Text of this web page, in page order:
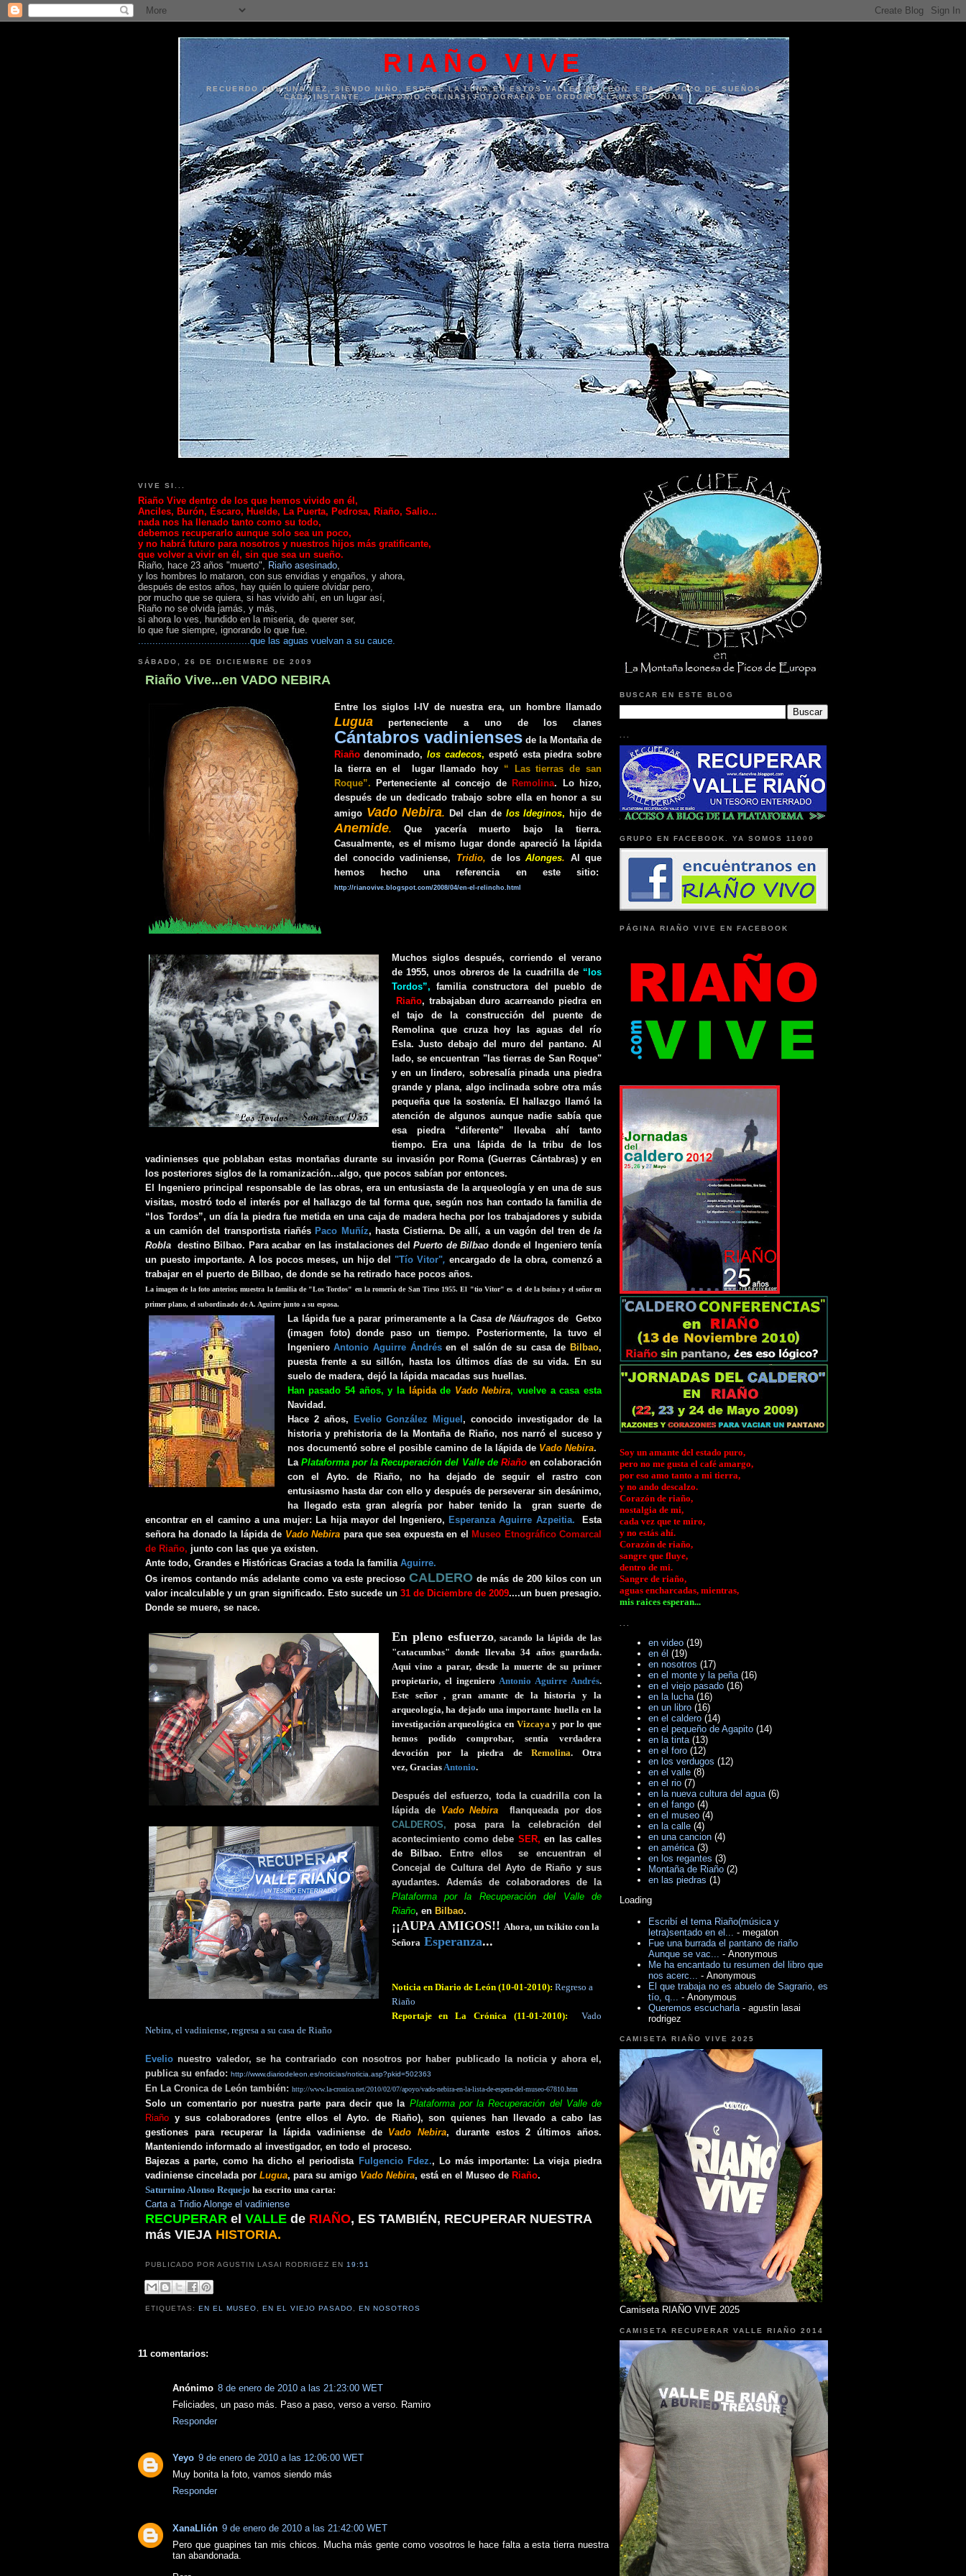
RIAÑO VIVE
RECUERDO QUE UNA VEZ, SIENDO NIÑO, ESPERÉ LA LUNA EN ESTOS VALLES DE LEÓN. ERA UN POZO DE SUEÑOS
CADA INSTANTE... (ANTONIO COLINAS) FOTOGRAFÍA DE ORDOÑO LLAMAS DE JUAN
VIVE SI...
Riaño Vive dentro de los que hemos vivido en él,
Anciles, Burón, Éscaro, Huelde, La Puerta, Pedrosa, Riaño, Salio...
nada nos ha llenado tanto como su todo,
debemos recuperarlo aunque solo sea un poco,
y no habrá futuro para nosotros y nuestros hijos más gratificante,
que volver a vivir en él, sin que sea un sueño.
Riaño, hace 23 años "muerto", Riaño asesinado,
y los hombres lo mataron, con sus envidias y engaños, y ahora,
después de estos años, hay quién lo quiere olvidar pero,
por mucho que se quiera, si has vivido ahí, en un lugar así,
Riaño no se olvida jamás, y más,
si ahora lo ves, hundido en la miseria, de querer ser,
lo que fue siempre, ignorando lo que fue.
.......................................que las aguas vuelvan a su cauce.
SÁBADO, 26 DE DICIEMBRE DE 2009
Riaño Vive...en VADO NEBIRA
Entre los siglos I-IV de nuestra era, un hombre llamado
Luguaperteneciente a uno de los clanes
Cántabros vadiniensesde la Montaña de
Riañodenominado,los cadecos, espetó esta piedra sobre
la tierra en el lugar llamado hoy “ Las tierras de san
Roque”. Perteneciente al concejo de Remolina. Lo hizo,
después de un dedicado trabajo sobre ella en honor a su
amigo Vado Nebira. Del clan de los Ideginos, hijo de
Anemide. Que yacería muerto bajo la tierra.
Casualmente, es el mismo lugar donde apareció la lápida
del conocido vadiniense, Tridio, de los Alonges. Al que
hemos hecho una referencia en este sitio:
http://rianovive.blogspot.com/2008/04/en-el-relincho.html
Muchos siglos después, corriendo el verano
de 1955, unos obreros de la cuadrilla de “los
Tordos”, familia constructora del pueblo de
Riaño, trabajaban duro acarreando piedra en
el tajo de la construcción del puente de
Remolina que cruza hoy las aguas del río
Esla. Justo debajo del muro del pantano. Al
lado, se encuentran "las tierras de San Roque"
y en un lindero, sobresalía pinada una piedra
grande y plana, algo inclinada sobre otra más
pequeña que la sostenía. El hallazgo llamó la
atención de algunos aunque nadie sabía que
esa piedra “diferente” llevaba ahí tanto
tiempo. Era una lápida de la tribu de los
vadinienses que poblaban estas montañas durante su invasión por Roma (Guerras Cántabras) y en
los posteriores siglos de la romanización...algo, que pocos sabían por entonces.
El Ingeniero principal responsable de las obras, era un entusiasta de la arqueología y en una de sus
visitas, mostró todo el interés por el hallazgo de tal forma que, según nos han contado la familia de
“los Tordos”, un día la piedra fue metida en una caja de madera hecha por los trabajadores y subida
a un camión del transportista riañés Paco Muñíz, hasta Cistierna. De allí, a un vagón del tren dela
Robla destino Bilbao. Para acabar en las instalaciones delPuerto de Bilbao donde el Ingeniero tenía
un puesto importante. A los pocos meses, un hijo del "Tío Vitor", encargado de la obra, comenzó a
trabajar en el puerto de Bilbao, de donde se ha retirado hace pocos años.
La imagen de la foto anterior, muestra la familia de "Los Tordos" en la romería de San Tirso 1955. El "tio Vitor" es el de la boina y el señor en
primer plano, el subordinado de A. Aguirre junto a su esposa.
La lápida fue a parar primeramente a la Casa de Náufragos de Getxo
(imagen foto) donde paso un tiempo. Posteriormente, la tuvo el
IngenieroAntonio Aguirre Ándrésen el salón de su casa de Bilbao,
puesta frente a su sillón, hasta los últimos días de su vida. En su
suelo de madera, dejó la lápida macadas sus huellas.
Han pasado 54 años, y la lápidade Vado Nebira, vuelve a casa esta
Navidad.
Hace 2 años,
Evelio González Miguel , conocido investigador de la
historia y prehistoria de la Montaña de Riaño, nos narró el suceso y
nos documentó sobre el posible camino de la lápida de Vado Nebira.
La Plataforma por la Recuperación del Valle de Riañoen colaboración
con el Ayto. de Riaño, no ha dejado de seguir el rastro con
entusiasmo hasta dar con ello y después de perseverar sin desánimo,
ha llegado esta gran alegría por haber tenido la gran suerte de
encontrar en el camino a una mujer: La hija mayor del Ingeniero, Esperanza Aguirre Azpeitia. Esta
señora ha donado la lápida de Vado Nebira para que sea expuesta en el
Museo Etnográfico Comarcal
de Riaño, junto con las que ya existen.
Ante todo, Grandes e Históricas Gracias a toda la familia Aguirre.
Os iremos contando más adelante como va este precioso CALDEROde más de 200 kilos con un
valor incalculable y un gran significado. Esto sucede un 31 de Diciembre de 2009....un buen presagio.
Donde se muere, se nace.
En pleno esfuerzo, sacando la lápida de las
"catacumbas" donde llevaba 34 años guardada.
Aqui vino a parar, desde la muerte de su primer
propietario, el ingeniero Antonio Aguirre Andrés.
Este señor , gran amante de la historia y la
arqueología, ha dejado una importante huella en la
investigación arqueológica en Vizcayay por lo que
hemos podido comprobar, sentía verdadera
devoción por la piedra deRemolina. Otra
vez, GraciasAntonio.
Después del esfuerzo, toda la cuadrilla con la
lápida de Vado Nebira flanqueada por dos
CALDEROS, posa para la celebración del
acontecimiento como debe SER,en las calles
de Bilbao. Entre ellos se encuentran el
Concejal de Cultura del Ayto de Riaño y sus
ayudantes. Además de colaboradores de la
Plataforma por la Recuperación del Vallede
Riaño, en Bilbao.
¡¡AUPA AMIGOS!! Ahora, un txikito con la
Señora Esperanza...
Noticia en Diario de León (10-01-2010): Regreso a
Riaño
Reportaje en La Crónica (11-01-2010):
Vado
Nebira, el vadiniense, regresa a su casa de Riaño
Evelio nuestro valedor, se ha contrariado con nosotros por haber publicado la noticia y ahora el,
publica su enfado: http://www.diariodeleon.es/noticias/noticia.asp?pkid=502363
En La Cronica de León también: http://www.la-cronica.net/2010/02/07/apoyo/vado-nebira-en-la-lista-de-espera-del-museo-67810.htm
Solo un comentario por nuestra parte para decir que la Plataforma por la Recuperación del Valle de
Riaño y sus colaboradores (entre ellos el Ayto. de Riaño),son quienes han llevado a cabo las
gestiones para recuperar la lápida vadiniense de Vado Nebira, durante estos 2 últimos años.
Manteniendo informado al investigador, en todo el proceso.
Bajezas a parte, como ha dicho el periodista Fulgencio Fdez., Lo más importante: La vieja piedra
vadiniense cincelada por Lugua, para su amigo Vado Nebira, está en el Museo de Riaño.
Saturnino Alonso Requejo ha escrito una carta:
Carta a Tridio Alonge el vadiniense
RECUPERAR el VALLE de RIAÑO, ES TAMBIÉN, RECUPERAR NUESTRA
más VIEJA HISTORIA.
PUBLICADO POR AGUSTIN LASAI RODRIGEZ EN 19:51
ETIQUETAS: EN EL MUSEO EN EL VIEJO PASADO EN NOSOTROS
11 comentarios:
Anónimo 8 de enero de 2010 a las 21:23:00 WET
Feliciades, un paso más. Paso a paso, verso a verso. Ramiro
Responder
Yeyo 9 de enero de 2010 a las 12:06:00 WET
Muy bonita la foto, vamos siendo más
Responder
XanaLlión 9 de enero de 2010 a las 21:42:00 WET
Pero que guapines tan mis chicos. Mucha más gente como vosotros le hace falta a esta tierra nuestra
tan abandonada.
BUSCAR EN ESTE BLOG
...
GRUPO EN FACEBOOK. YA SOMOS 11000
PÁGINA RIAÑO VIVE EN FACEBOOK
Soy un amante del estado puro,
pero no me gusta el café amargo,
por eso amo tanto a mi tierra,
y no ando descalzo.
Corazón de riaño,
nostalgia de mi,
cada vez que te miro,
y no estás ahí.
Corazón de riaño,
sangre que fluye,
dentro de mi.
Sangre de riaño,
aguas encharcadas, mientras,
mis raices esperan...
...
en video (19)
en él (19)
en nosotros (17)
en el monte y la peña (16)
en el viejo pasado (16)
en la lucha (16)
en un libro (16)
en el caldero (14)
en el pequeño de Agapito (14)
en la tinta (13)
en el foro (12)
en los verdugos (12)
en el valle (8)
en el rio (7)
en la nueva cultura del agua (6)
en el fango (4)
en el museo (4)
en la calle (4)
en una cancion (4)
en américa (3)
en los regantes (3)
Montaña de Riaño (2)
en las piedras (1)
Loading
Escribí el tema Riaño(música y
letra)sentado en el...
- megaton
Fue una burrada el pantano de riaño
Aunque se vac...
- Anonymous
Me ha encantado tu resumen del libro que
nos acerc...
- Anonymous
El que trabaja no es abuelo de Sagrario, es
tío, q...
- Anonymous
Queremos escucharla - agustin lasai
rodrigez
CAMISETA RIAÑO VIVE 2025
Camiseta RIAÑO VIVE 2025
CAMISETA RECUPERAR VALLE RIAÑO 2014